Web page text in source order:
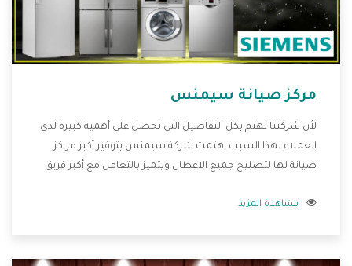
مركز صيانة سيمنس
لأن شركتنا تهتم بكل التفاصيل التى تحصل على أهمية كبيرة لدى
العملاء لهذا السبب اهتمت شركة سيمنس بتوفير أكبر مراكز
صيانة لها لتصليح جميع الاعطال ويتميز بالتعامل مع أكبر فريق
مكانتنا وعلى عملاءنا الكرام .
مشاهدة المزيد